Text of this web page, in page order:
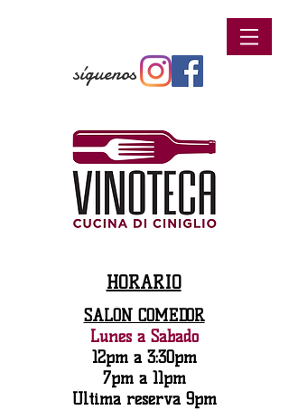
síguenos
HORARIO
SALÓN COMEDOR
Lunes a Sábado
12pm a 3:30pm
7pm a 11pm
Última reserva 9pm